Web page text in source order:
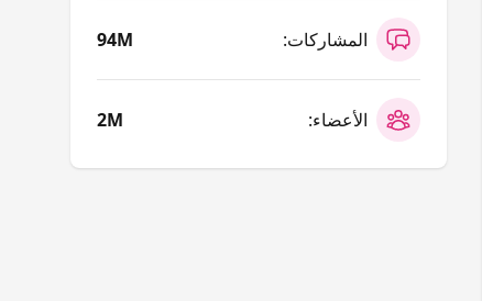
المشاركات: 94M
الأعضاء: 2M